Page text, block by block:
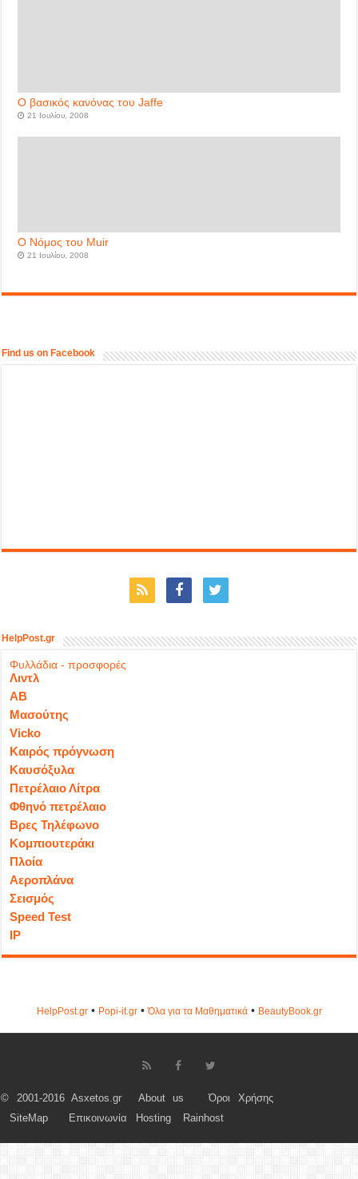
Ο βασικός κανόνας του Jaffe
21 Ιουλίου, 2008
Ο Νόμος του Muir
21 Ιουλίου, 2008
Find us on Facebook
HelpPost.gr
Φυλλάδια - προσφορές
Λιντλ
ΑΒ
Μασούτης
Vicko
Καιρός πρόγνωση
Καυσόξυλα
Πετρέλαιο Λίτρα
Φθηνό πετρέλαιο
Βρες Τηλέφωνο
Κομπιουτεράκι
Πλοία
Αεροπλάνα
Σεισμός
Speed Test
IP
HelpPost.gr• Popi-it.gr•Όλα για τα Μαθηματικά• ΒeautyΒook.gr
© 2001-2016 Asxetos.gr About us
Όροι Χρήσης
SiteMap
Επικοινωνία Hosting Rainhost